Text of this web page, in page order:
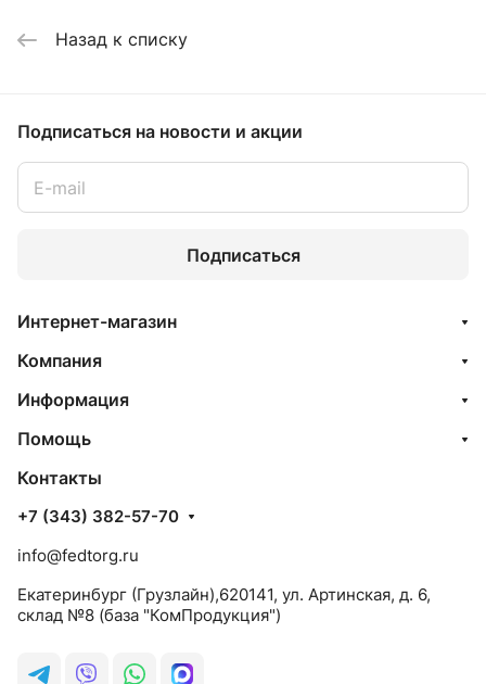
Назад к списку
Подписаться на новости и акции
Подписаться
Интернет-магазин
Компания
Информация
Помощь
Контакты
+7 (343) 382-57-70
info@fedtorg.ru
Екатеринбург (Грузлайн),620141, ул. Артинская, д. 6,
склад №8 (база "КомПродукция")